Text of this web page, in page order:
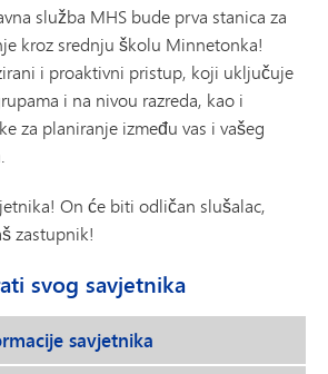
služba MHS bude prva stanica za
kroz srednju školu Minnetonka!
i proaktivni pristup, koji uključuje
i na nivou razreda, kao i
za planiranje između vas i vašeg
On će biti odličan slušalac,
zastupnik!
svog savjetnika
savjetnika